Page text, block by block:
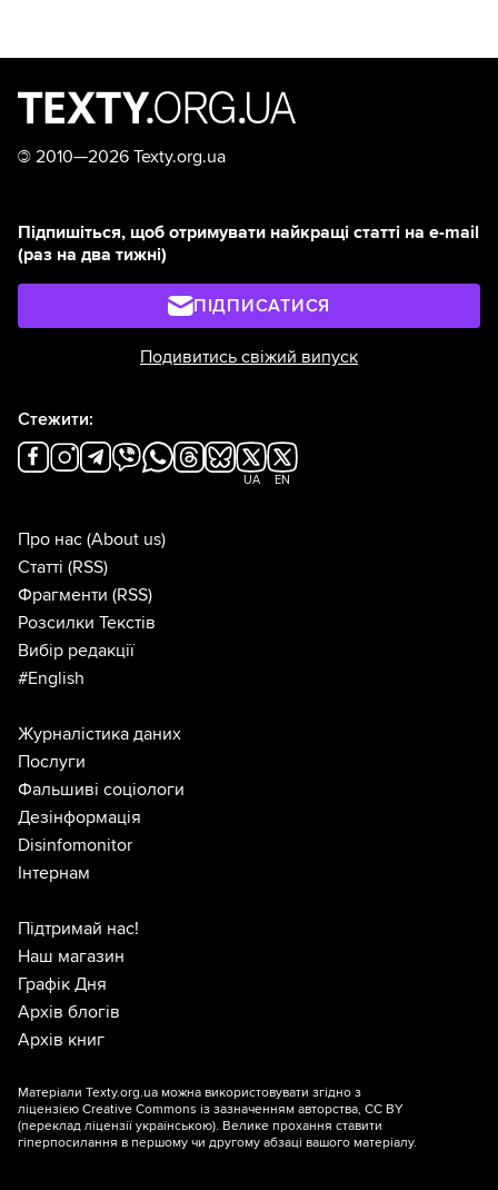
© 2010—2026 Texty.org.ua
Підпишіться, щоб отримувати найкращі статті на e-mail
(раз на два тижні)
ПІДПИСАТИСЯ
Подивитись свіжий випуск
Стежити:
UA EN
Про нас (About us)
Статті (RSS)
Фрагменти (RSS)
Розсилки Текстів
Вибір редакції
#English
Журналістика даних
Послуги
Фальшиві соціологи
Дезінформація
Disinfomonitor
Інтернам
Підтримай нас!
Наш магазин
Графік Дня
Архів блогів
Архів книг
Матеріали Texty.org.ua можна використовувати згідно з
ліцензією Creative Commons із зазначенням авторства, CC BY
(переклад ліцензії українською). Велике прохання ставити
гіперпосилання в першому чи другому абзаці вашого матеріалу.